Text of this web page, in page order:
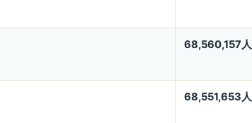
68,560,157人
68,551,653人